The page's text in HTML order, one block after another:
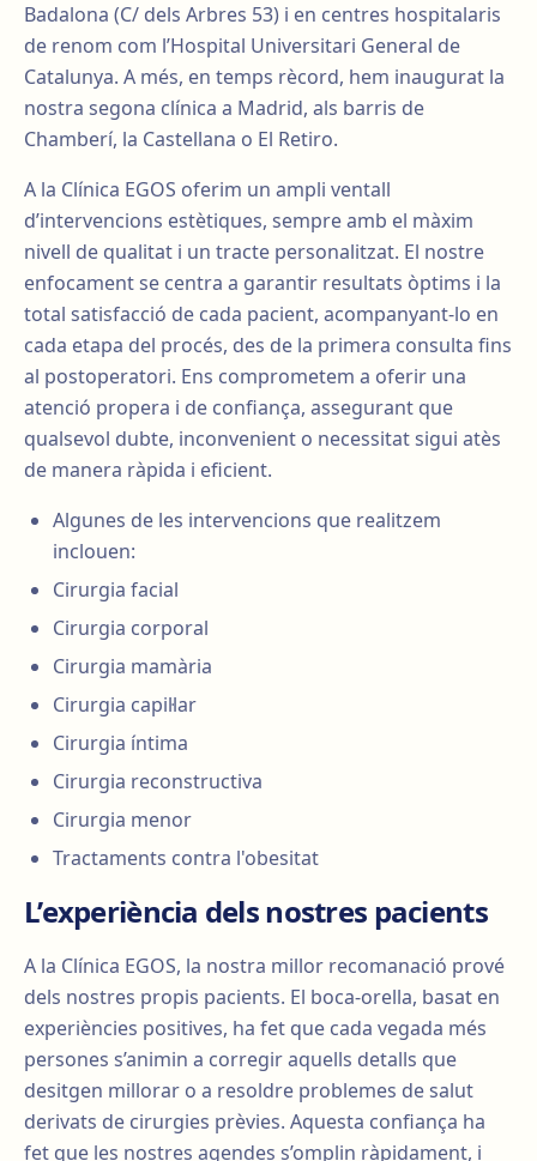
Badalona (C/ dels Arbres 53) i en centres hospitalaris
de renom com l’Hospital Universitari General de
Catalunya. A més, en temps rècord, hem inaugurat la
nostra segona clínica a Madrid, als barris de
Chamberí, la Castellana o El Retiro.
A la Clínica EGOS oferim un ampli ventall
d’intervencions estètiques, sempre amb el màxim
nivell de qualitat i un tracte personalitzat. El nostre
enfocament se centra a garantir resultats òptims i la
total satisfacció de cada pacient, acompanyant-lo en
cada etapa del procés, des de la primera consulta fins
al postoperatori. Ens comprometem a oferir una
atenció propera i de confiança, assegurant que
qualsevol dubte, inconvenient o necessitat sigui atès
de manera ràpida i eficient.
Algunes de les intervencions que realitzem
inclouen:
Cirurgia facial
Cirurgia corporal
Cirurgia mamària
Cirurgia capil·lar
Cirurgia íntima
Cirurgia reconstructiva
Cirurgia menor
Tractaments contra l'obesitat
L’experiència dels nostres pacients
A la Clínica EGOS, la nostra millor recomanació prové
dels nostres propis pacients. El boca-orella, basat en
experiències positives, ha fet que cada vegada més
persones s’animin a corregir aquells detalls que
desitgen millorar o a resoldre problemes de salut
derivats de cirurgies prèvies. Aquesta confiança ha
fet que les nostres agendes s’omplin ràpidament, i